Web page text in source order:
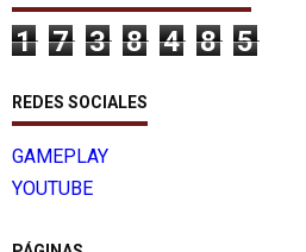
1 7 3 8 4 8 5
REDES SOCIALES
GAMEPLAY
YOUTUBE